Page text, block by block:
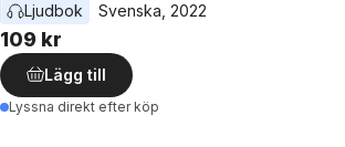
Ljudbok
Svenska 2022
109 kr
Lägg till
Lyssna direkt efter köp